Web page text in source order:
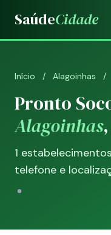
SaúdeCidade
Início / Alagoinhas /
Pronto
Alagoinhas
1
telefone e